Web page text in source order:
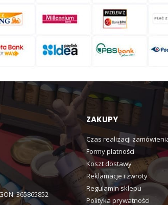
365865852
ZAKUPY
Czas realizacji
Formy płatności
Koszt dostawy
Reklamacje i zwroty
Regulamin sklepu
Polityka prywatności